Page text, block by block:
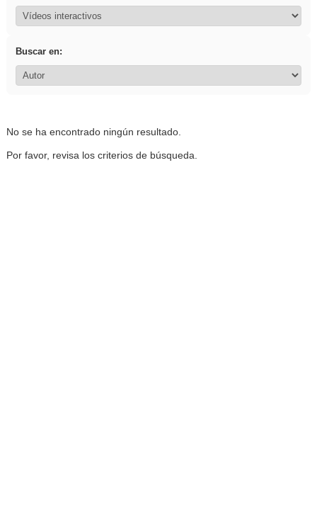
Buscar en:
No se ha encontrado ningún resultado.
Por favor, revisa los criterios de búsqueda.